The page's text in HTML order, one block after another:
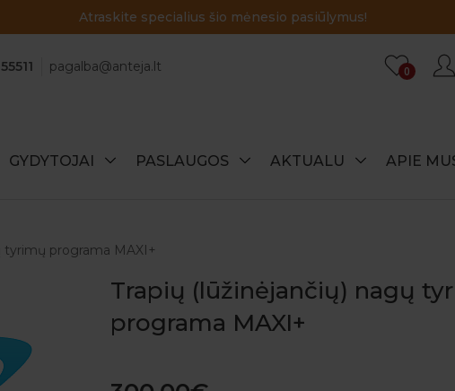
Atraskite specialius šio mėnesio pasiūlymus!
pagalba@anteja.lt 0
GYDYTOJAI PASLAUGOS AKTUALU APIE
tyrimų programa MAXI+
Trapių (lūžinėjančių) nagų
programa MAXI+